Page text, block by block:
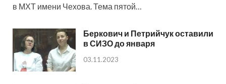
в МХТ имени Чехова. Тема пятой…
Беркович и Петрийчук оставили
в СИЗО до января
03.11.2023